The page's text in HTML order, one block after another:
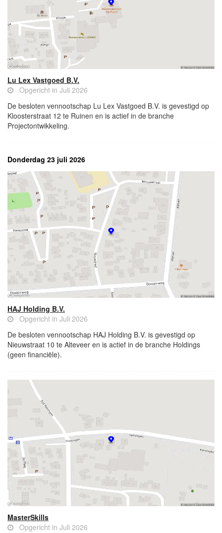
Lu Lex Vastgoed B.V.
Opgericht in Juli 2026
De besloten vennootschap Lu Lex Vastgoed B.V. is gevestigd op
Kloosterstraat 12 te Ruinen en is actief in de branche
Projectontwikkeling.
Donderdag 23 juli 2026
HAJ Holding B.V.
Opgericht in Juli 2026
De besloten vennootschap HAJ Holding B.V. is gevestigd op
Nieuwstraat 10 te Alteveer en is actief in de branche Holdings
(geen financiële).
MasterSkills
Opgericht in Juli 2026